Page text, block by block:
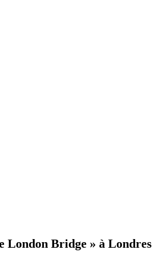
London Bridge » à Londres